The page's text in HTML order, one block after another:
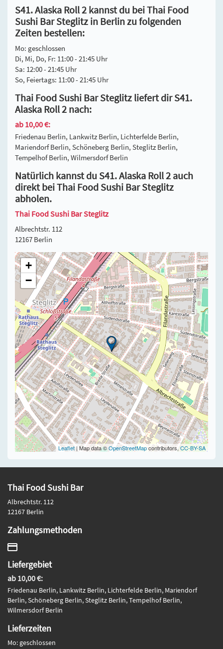
S41. Alaska Roll 2 kannst du bei Thai Food
Sushi Bar Steglitz in Berlin zu folgenden
Zeiten bestellen:
Mo: geschlossen
Di, Mi, Do, Fr: 11:00 - 21:45 Uhr
Sa: 12:00 - 21:45 Uhr
So, Feiertags: 11:00 - 21:45 Uhr
Thai Food Sushi Bar Steglitz liefert dir S41.
Alaska Roll 2 nach:
ab 10,00 €:
Friedenau Berlin, Lankwitz Berlin, Lichterfelde Berlin,
Mariendorf Berlin, Schöneberg Berlin, Steglitz Berlin,
Tempelhof Berlin, Wilmersdorf Berlin
Natürlich kannst du S41. Alaska Roll 2 auch
direkt bei Thai Food Sushi Bar Steglitz
abholen.
Thai Food Sushi Bar Steglitz
Albrechtstr. 112
12167 Berlin
+
−
Leaflet| Map data ©OpenStreetMapcontributors,CC-BY-SA
Thai Food Sushi Bar
Albrechtstr. 112
12167 Berlin
Zahlungsmethoden
Liefergebiet
ab 10,00 €:
Friedenau Berlin, Lankwitz Berlin, Lichterfelde Berlin, Mariendorf
Berlin, Schöneberg Berlin, Steglitz Berlin, Tempelhof Berlin,
Wilmersdorf Berlin
Lieferzeiten
Mo: geschlossen